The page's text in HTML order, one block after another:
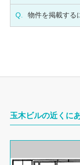
Q. 物件を掲載する
玉木ビルの近くに